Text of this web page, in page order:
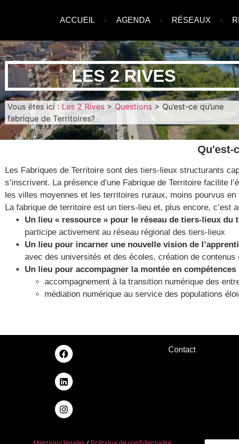
ACCUEIL AGENDA RÉSEAUX
LES 2 RIVES
Vous êtes ici : Les 2 Rives> Questions > Qu’est-ce qu’une
fabrique de Territoires?
Qu'est-
Les Fabriques de Territoire sont des tiers-lieux structurants
s’inscrivent. La présence d’une Fabrique de Territoire facilite
les villes moyennes et les territoires ruraux, moins pourvus
La fabrique de territoire est un tiers-lieu et, plus encore, c’est
Un lieu « ressource » pour le réseau de tiers-lieux du
participe activement au réseau régional des tiers-lieux
Un lieu pour incarner une nouvelle vision de
avec des universités et des écoles, création de
Un lieu pour accompagner la montée en
accompagnement à la transition numérique des
médiation numérique au service des populations
Contact